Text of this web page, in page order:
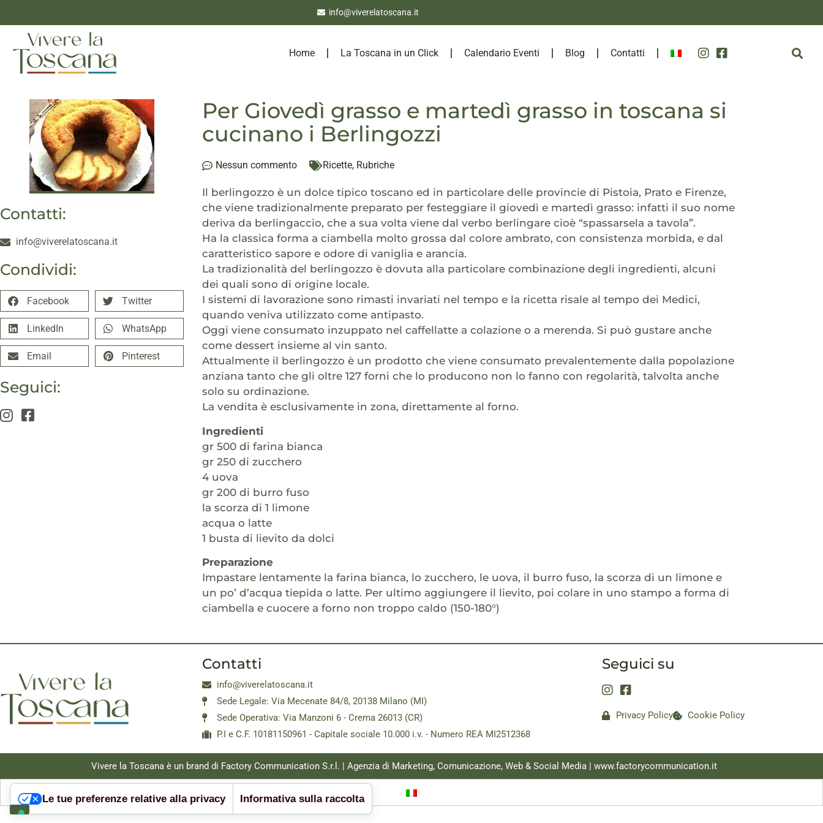
info@viverelatoscana.it
Home La Toscana in un Click Calendario Eventi Blog Contatti
Contatti:
info@viverelatoscana.it
Condividi:
Facebook Twitter
LinkedIn WhatsApp
Email Pinterest
Seguici:
Per Giovedì grasso e martedì grasso in toscana si
cucinano i Berlingozzi
Nessun commento Ricette, Rubriche
Il berlingozzo è un dolce tipico toscano ed in particolare delle provincie di Pistoia, Prato e Firenze,
che viene tradizionalmente preparato per festeggiare il giovedì e martedì grasso: infatti il suo nome
deriva da berlingaccio, che a sua volta viene dal verbo berlingare cioè “spassarsela a tavola”.
Ha la classica forma a ciambella molto grossa dal colore ambrato, con consistenza morbida, e dal
caratteristico sapore e odore di vaniglia e arancia.
La tradizionalità del berlingozzo è dovuta alla particolare combinazione degli ingredienti, alcuni
dei quali sono di origine locale.
I sistemi di lavorazione sono rimasti invariati nel tempo e la ricetta risale al tempo dei Medici,
quando veniva utilizzato come antipasto.
Oggi viene consumato inzuppato nel caffellatte a colazione o a merenda. Si può gustare anche
come dessert insieme al vin santo.
Attualmente il berlingozzo è un prodotto che viene consumato prevalentemente dalla popolazione
anziana tanto che gli oltre 127 forni che lo producono non lo fanno con regolarità, talvolta anche
solo su ordinazione.
La vendita è esclusivamente in zona, direttamente al forno.
Ingredienti
gr 500 di farina bianca
gr 250 di zucchero
4 uova
gr 200 di burro fuso
la scorza di 1 limone
acqua o latte
1 busta di lievito da dolci
Preparazione
Impastare lentamente la farina bianca, lo zucchero, le uova, il burro fuso, la scorza di un limone e
un po’ d’acqua tiepida o latte. Per ultimo aggiungere il lievito, poi colare in uno stampo a forma di
ciambella e cuocere a forno non troppo caldo (150-180°)
Contatti
info@viverelatoscana.it
Sede Legale: Via Mecenate 84/8, 20138 Milano (MI)
Sede Operativa: Via Manzoni 6 - Crema 26013 (CR)
P.I e C.F. 10181150961 - Capitale sociale 10.000 i.v. - Numero REA MI2512368
Seguici su
Privacy Policy Cookie Policy
Vivere la Toscana è un brand di Factory Communication S.r.l. | Agenzia di Marketing, Comunicazione, Web & Social Media | www.factorycommunication.it
Le tue preferenze relative alla privacy Informativa sulla raccolta